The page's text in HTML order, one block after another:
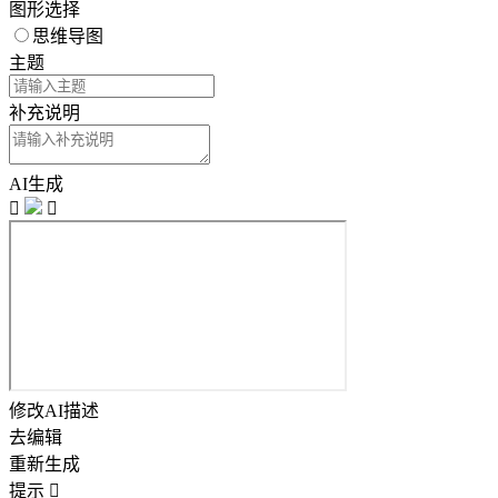
图形选择
思维导图
主题
补充说明
AI生成


修改AI描述
去编辑
重新生成
提示 